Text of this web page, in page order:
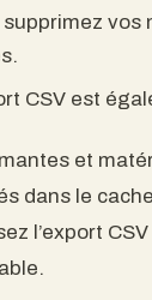
vos
CSV est
et
dans le
l’export